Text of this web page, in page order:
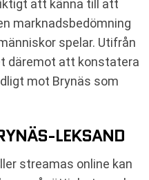
att känna till att
marknadsbedömning
spelar. Utifrån
däremot att konstatera
mot Brynäs som
LEKSAND
streamas online kan